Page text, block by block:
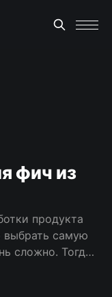
фич из
продукта
самую
сложно. Тогда
определения